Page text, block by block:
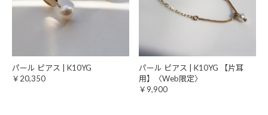
パール ピアス | K10YG
￥20,350
パール ピアス | K10YG 【片耳
用】〈Web限定〉
￥9,900